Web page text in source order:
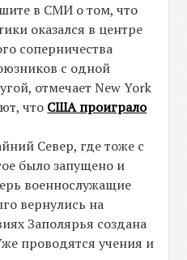
в СМИ о том, что
оказался в центре
соперничества
с одной
отмечает New York
что США проиграло
Север, где тоже с
было запущено и
военнослужащие
вернулись на
Заполярья создана
проводятся учения и